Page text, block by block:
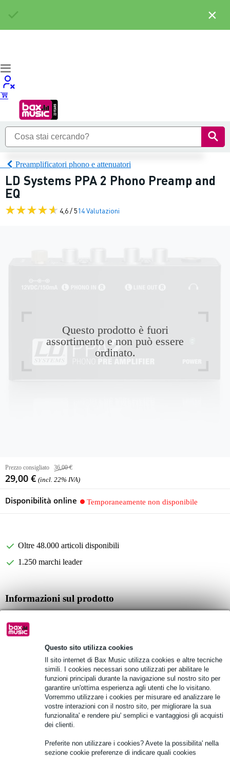
Questo sito utilizza cookies
Il sito internet di Bax Music utilizza cookies e altre tecniche
simili. I cookies necessari sono utilizzati per abilitare le
funzioni principali durante la navigazione sul nostro sito per
garantire un'ottima esperienza agli utenti che lo visitano.
Vorremmo utilizzare i cookies per misurare ed analizzare le
vostre interazioni con il nostro sito, per migliorare la sua
funzionalita' e rendere piu' semplici e vantaggiosi gli acquisti
dei clienti.
Preferite non utilizzare i cookies? Avete la possibilita' nella
sezione cookie preferenze di indicare quali cookies
Preamplificatori phono e attenuatori
LD Systems PPA 2 Phono Preamp and
EQ
4,6 / 514 Valutazioni
Questo prodotto è fuori
assortimento e non può essere
ordinato.
Prezzo consigliato 36,00 €
29,00 € (incl. 22% IVA)
Disponibilità online Temporaneamente non disponibile
Oltre 48.000 articoli disponibili
1.250 marchi leader
Informazioni sul prodotto
ingresso e uscita stereo
risposta in frequenza: curva RIAA Hz
Specifiche complete
Vedi anche (1)
Accessori (6)
×